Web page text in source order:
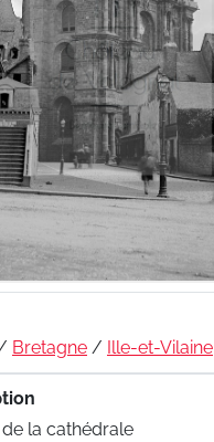
Bretagne / Ille-et-Vilaine
de la cathédrale